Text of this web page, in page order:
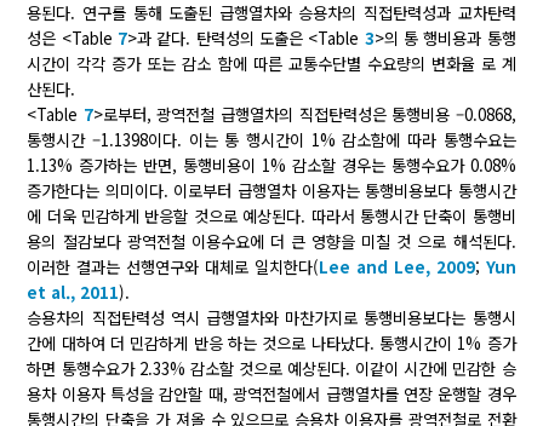
용된다. 연구를 통해 도출된 급행열차와 승용차의 직접탄력성과 교차탄력
성은 <Table 7>과 같다. 탄력성의 도출은 <Table 3>의 통 행비용과 통행
시간이 각각 증가 또는 감소 함에 따른 교통수단별 수요량의 변화율 로 계
산된다.
<Table 7>로부터, 광역전철 급행열차의 직접탄력성은 통행비용 –0.0868,
통행시간 –1.1398이다. 이는 통 행시간이 1% 감소함에 따라 통행수요는
1.13% 증가하는 반면, 통행비용이 1% 감소할 경우는 통행수요가 0.08%
증가한다는 의미이다. 이로부터 급행열차 이용자는 통행비용보다 통행시간
에 더욱 민감하게 반응할 것으로 예상된다. 따라서 통행시간 단축이 통행비
용의 절감보다 광역전철 이용수요에 더 큰 영향을 미칠 것 으로 해석된다.
이러한 결과는 선행연구와 대체로 일치한다(Lee and Lee, 2009; Yun
et al., 2011).
승용차의 직접탄력성 역시 급행열차와 마찬가지로 통행비용보다는 통행시
간에 대하여 더 민감하게 반응 하는 것으로 나타났다. 통행시간이 1% 증가
하면 통행수요가 2.33% 감소할 것으로 예상된다. 이같이 시간에 민감한 승
용차 이용자 특성을 감안할 때, 광역전철에서 급행열차를 연장 운행할 경우
통행시간의 단축을 가 져올 수 있으므로 승용차 이용자를 광역전철로 전환